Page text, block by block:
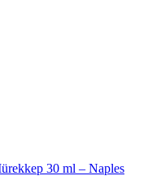
30 ml – Naples